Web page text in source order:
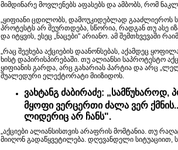
მიმდინარე მოვლენებს აფასებს და ამბობს, რომ
„ყიფიანი ცდილობს, დამოუკიდებლად გააძლიეროს
პროტესტს არ შეურთდება, სწორია, რადგან თუ ასე
და იტყვის, ესეც „ნაცები" არიანო. ამ შემთხვევაში
„რაც შეეხება აქციების დაანონსებას, აქამდეც
ხისტ დაპირისპირებაში. თუ ალიანსი საპროტესტო
ყიფიანის გარდა, არც გახარიას პარტია და არც
შუალედური ელექტორატი მიიზიდოს.
ვახტანგ ძაბირაძე:
მყოფი ვერცერთი ძალა ვერ
ლიდერიც არ ჩანს".
„აქციები ალიანსისთვის არაფრის მომტანია. თუ
მიიღონ გადაწყვეტილება. დღევანდელი სიტუაციით,